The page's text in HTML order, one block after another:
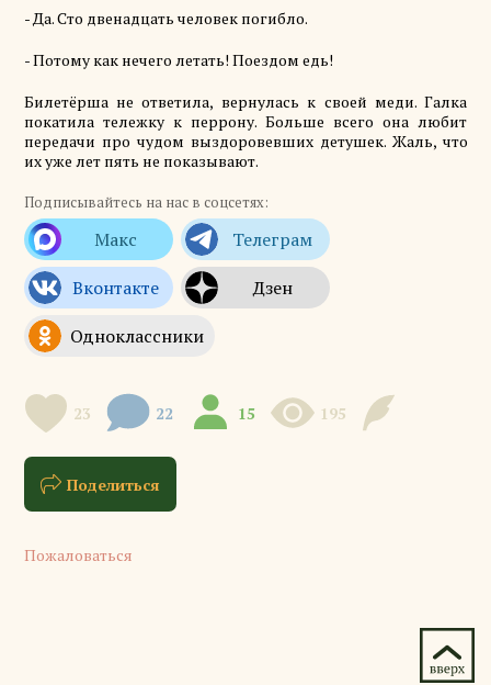
- Да. Сто двенадцать человек погибло.
- Потому как нечего летать! Поездом едь!
Билетёрша не ответила, вернулась к своей меди. Галка
покатила тележку к перрону. Больше всего она любит
передачи про чудом выздоровевших детушек. Жаль, что
их уже лет пять не показывают.
Подписывайтесь на нас в соцсетях:
23 22 15 195
Поделиться
Пожаловаться